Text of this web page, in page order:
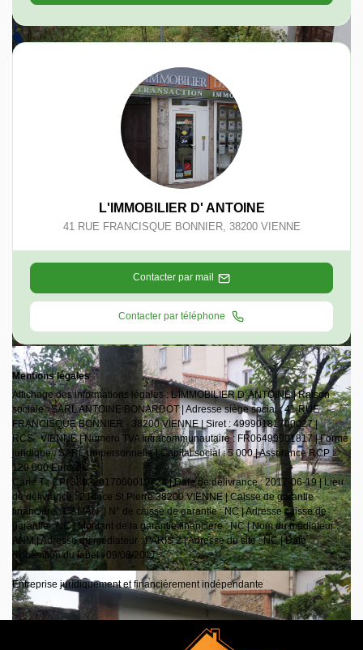
L'IMMOBILIER D' ANTOINE
41 RUE FRANCISQUE BONNIER, 38200 VIENNE
Contacter par mail
Contacter par téléphone
Mentions légales
Affichage des informations légales : L'IMMOBILIER D' ANTOINE | Raison
sociale : SARL ANTOINE BONARDOT | Adresse siège social : 41 RUE
FRANCISQUE BONNIER - 38200 VIENNE | Siret : 49990181700027 |
RCS : VIENNE | Numero TVA Intracommunautaire : FR06499901817 | Forme
juridique : SARL unipersonnelle | Capital social : 5 000 | Assurance RCP :
120 000 Euros |
Carte T : CPI 38022017000019724 | Date de délivrance : 2017-06-19 | Lieu
de délivrance : 2 Place St Pierre 38200 VIENNE | Caisse de garantie
financière : GALIAN. | N° de caisse de garantie : NC | Adresse caisse de
garantie : NC | Montant de la garantie financière : NC | Nom du médiateur :
ANM | Adresse du médiateur : PARIS 2 | Adresse du site : NC | Date
d'obtention du label : 09/08/2017
Entreprise juridiquement et financièrement indépendante